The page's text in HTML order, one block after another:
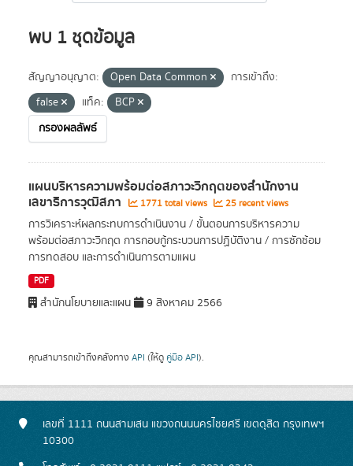
พบ 1 ชุดข้อมูล
สัญญาอนุญาต: Open Data Common
การเข้าถึง:
false
แท็ค:
BCP
กรองผลลัพธ์
แผนบริหารความพร้อมต่อสภาวะวิกฤตของสำนักงาน
เลขาธิการวุฒิสภา 1771 total views 25 recent views
การวิเคราะห์ผลกระทบการดำเนินงาน / ขั้นตอนการบริหารความ
พร้อมต่อสภาวะวิกฤต การกอบกู้กระบวนการปฏิบัติงาน / การซักซ้อม
การทดสอบ และการดำเนินการตามแผน
PDF
สำนักนโยบายและแผน 9 สิงหาคม 2566
คุณสามารถเข้าถึงคลังทาง API (ให้ดู คู่มือ API).
เลขที่ 1111 ถนนสามเสน แขวงถนนนครไชยศรี เขตดุสิต กรุงเทพฯ
10300